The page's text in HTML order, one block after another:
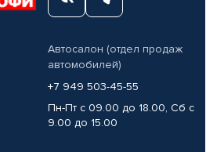
Автосалон (отдел продаж
автомобилей)
+7 949 503-45-55
Пн-Пт с 09.00 до 18.00, Сб с
9.00 до 15.00